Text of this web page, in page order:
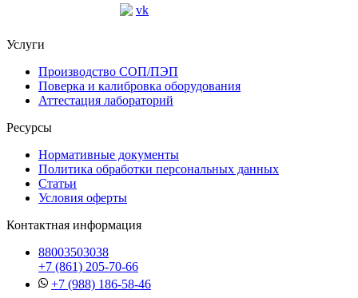
Услуги
Производство СОП/ПЭП
Поверка и калибровка оборудования
Аттестация лабораторий
Ресурсы
Нормативные документы
Политика обработки персональных данных
Статьи
Условия оферты
Контактная информация
88003503038
+7 (861) 205-70-66
+7 (988) 186-58-46